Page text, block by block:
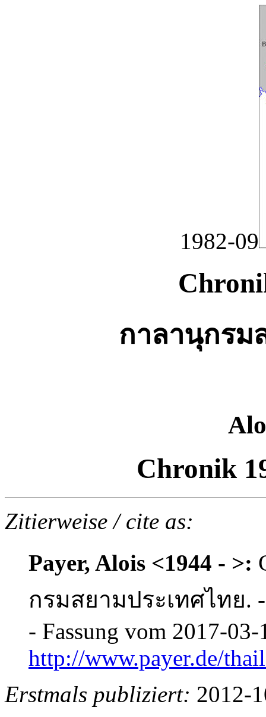
1982-09
กาลานุกรม
Chronik
Zitierweise / cite as:
Payer, Alois <1944 - >:
กรมสยามประเทศไทย.
- Fassung vom 2017-
http://www.payer.de/
Erstmals publiziert: 2012-